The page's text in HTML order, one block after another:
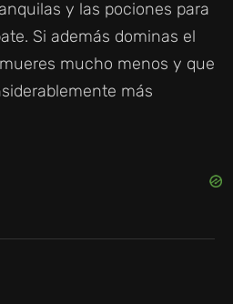
y las pociones para
Si además dominas el
mucho menos y que
más